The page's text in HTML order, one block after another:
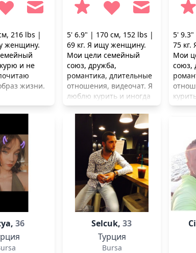
216 lbs |
женщину.
и не
жизни.
5' 6.9" | 170 см, 152 lbs |
69 кг. Я ищу женщину.
Мои цели семейный
союз, дружба,
романтика, длительные
отношения, видеочат. Я
люблю курить и иногда
выпиваю.
5'
75
Мои
союз,
36
Selcuk,33
Турция
Bursa